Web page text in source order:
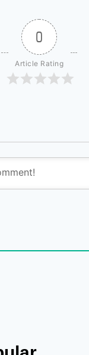
0
Article Rating